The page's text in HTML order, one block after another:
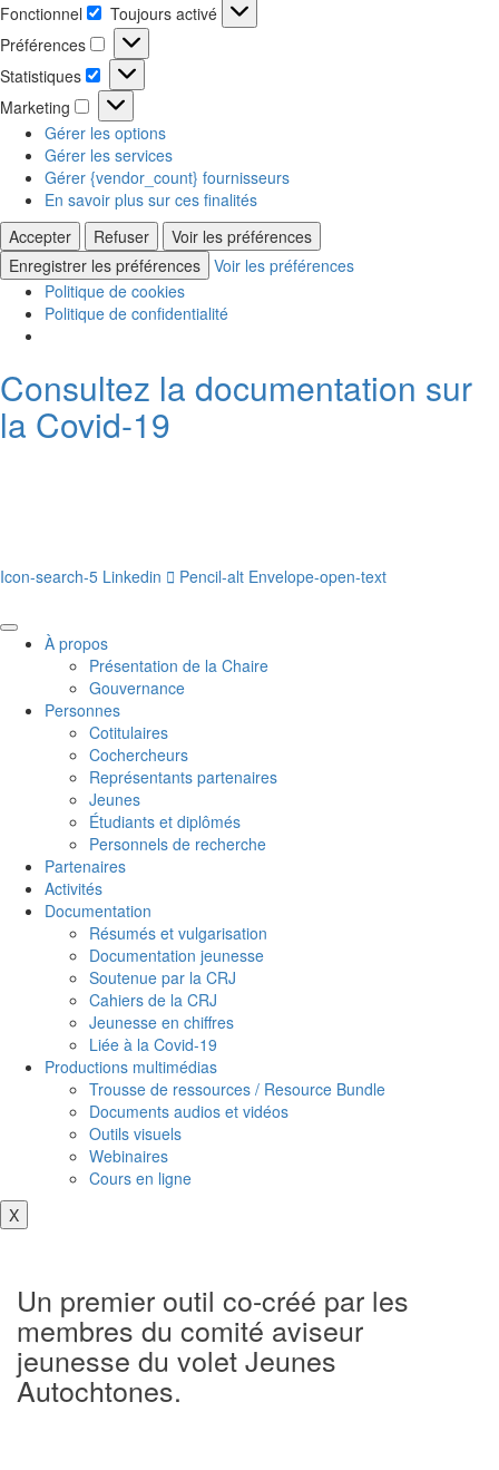
Fonctionnel
Fonctionnel
Toujours activé
Préférences
Préférences
Statistiques
Statistiques
Marketing
Marketing
Gérer les options
Gérer les services
Gérer {vendor_count} fournisseurs
En savoir plus sur ces finalités
Accepter
Refuser
Voir les préférences
Enregistrer les préférences Voir les préférences
Politique de cookies
Politique de confidentialité
Consultez la documentation sur
la Covid-19
Icon-search-5 Linkedin Pencil-alt Envelope-open-text
À propos
Présentation de la Chaire
Gouvernance
Personnes
Cotitulaires
Cochercheurs
Représentants partenaires
Jeunes
Étudiants et diplômés
Personnels de recherche
Partenaires
Activités
Documentation
Résumés et vulgarisation
Documentation jeunesse
Soutenue par la CRJ
Cahiers de la CRJ
Jeunesse en chiffres
Liée à la Covid-19
Productions multimédias
Trousse de ressources / Resource Bundle
Documents audios et vidéos
Outils visuels
Webinaires
Cours en ligne
X
Un premier outil co-créé par les
membres du comité aviseur
jeunesse du volet Jeunes
Autochtones.